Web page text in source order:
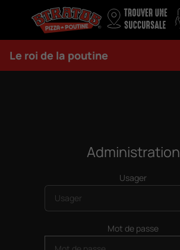
Le roi de la poutine
Administration
Usager
Mot de passe